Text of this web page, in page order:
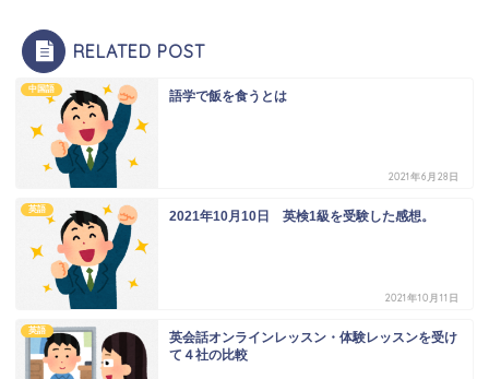
RELATED POST
中国語 語学で飯を食うとは
2021年6月28日
英語 2021年10月10日 英検1級を受験した感想。
2021年10月11日
英語
英会話オンラインレッスン・体験レッスンを受け
て４社の比較